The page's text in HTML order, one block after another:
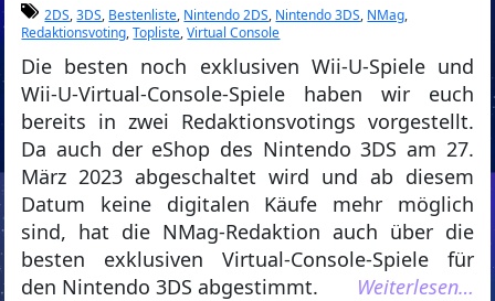
2DS,3DS, Bestenliste, Nintendo 2DS, Nintendo 3DS, NMag,
Redaktionsvoting,Topliste,Virtual Console
Die besten noch exklusiven Wii-U-Spiele und
Wii-U-Virtual-Console-Spiele haben wir euch
bereits in zwei Redaktionsvotings vorgestellt.
Da auch der eShop des Nintendo 3DS am 27.
März 2023 abgeschaltet wird und ab diesem
Datum keine digitalen Käufe mehr möglich
sind, hat die NMag-Redaktion auch über die
besten exklusiven Virtual-Console-Spiele für
den Nintendo 3DS abgestimmt.
Weiterlesen…